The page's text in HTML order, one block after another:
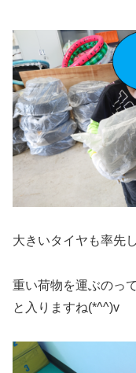
大きいタイヤも率先
重い荷物を運ぶのっ
と入りますね(*^^)v